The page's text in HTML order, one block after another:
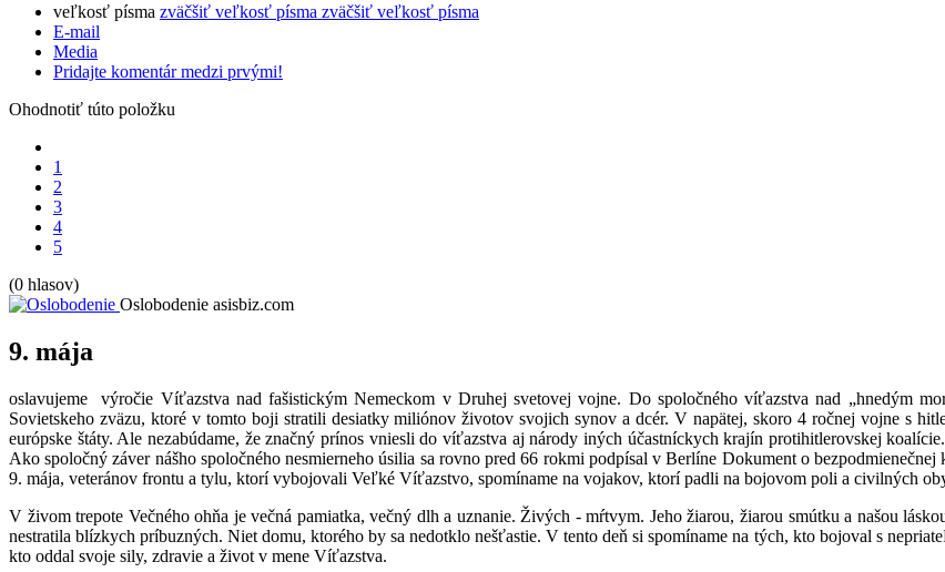
veľkosť písma zväčšiť veľkosť písma zväčšiť veľkosť písma
E-mail
Media
Pridajte komentár medzi prvými!
Ohodnotiť túto položku
1
2
3
4
5
(0 hlasov)
Oslobodenie asisbiz.com
9. mája
oslavujeme výročie Víťazstva nad fašistickým Nemeckom v Druhej svetovej vojne. Do spoločného víťazstva nad „hnedým
Sovietskeho zväzu, ktoré v tomto boji stratili desiatky miliónov životov svojich synov a dcér. V napätej, skoro 4 ročnej vojne s
európske štáty. Ale nezabúdame, že značný prínos vniesli do víťazstva aj národy iných účastníckych krajín protihitlerovskej
Ako spoločný záver nášho spoločného nesmierneho úsilia sa rovno pred 66 rokmi podpísal v Berlíne Dokument o
9. mája, veteránov frontu a tylu, ktorí vybojovali Veľké Víťazstvo, spomíname na vojakov, ktorí padli na bojovom poli a civilných
V živom trepote Večného ohňa je večná pamiatka, večný dlh a uznanie. Živých - mŕtvym. Jeho žiarou, žiarou smútku a našou
nestratila blízkych príbuzných. Niet domu, ktorého by sa nedotklo nešťastie. V tento deň si spomíname na tých, kto bojoval s
kto oddal svoje sily, zdravie a život v mene Víťazstva.